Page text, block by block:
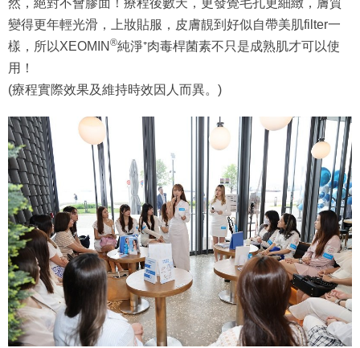
然，絕對不會膠面！療程後數天，更發覺毛孔更細緻，膚質
變得更年輕光滑，上妝貼服，皮膚靚到好似自帶美肌filter一
樣，所以XEOMIN ®純淨⁺肉毒桿菌素不只是成熟肌才可以使
用！
(療程實際效果及維持時效因人而異。)